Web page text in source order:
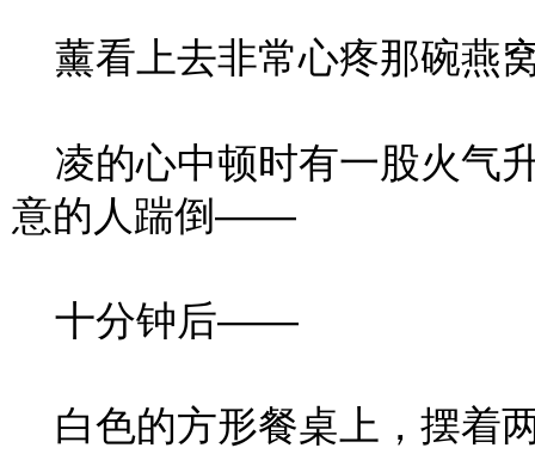
薰看上去非常心疼那碗
凌的心中顿时有一股火气
意的人踹倒——
十分钟后——
白色的方形餐桌上，摆着